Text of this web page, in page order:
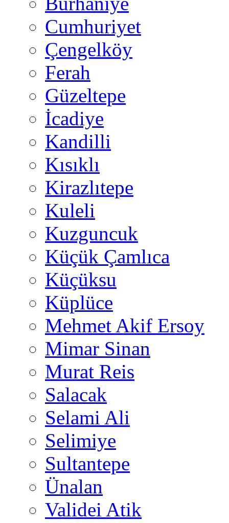
Cumhuriyet
Çengelköy
Ferah
Güzeltepe
İcadiye
Kandilli
Kısıklı
Kirazlıtepe
Kuleli
Kuzguncuk
Küçük Çamlıca
Küçüksu
Küplüce
Mehmet Akif Ersoy
Mimar Sinan
Murat Reis
Salacak
Selami Ali
Selimiye
Sultantepe
Ünalan
Validei Atik